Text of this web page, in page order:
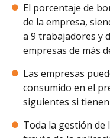
El porcentaje de
de la empresa,
a 9 trabajadores y
empresas de más
Las empresas
consumido en el
siguientes si
Toda la gestión de